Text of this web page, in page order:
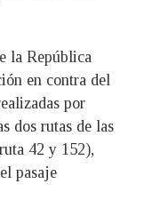
la República
en contra del
por
dos rutas de las
42 y 152),
pasaje